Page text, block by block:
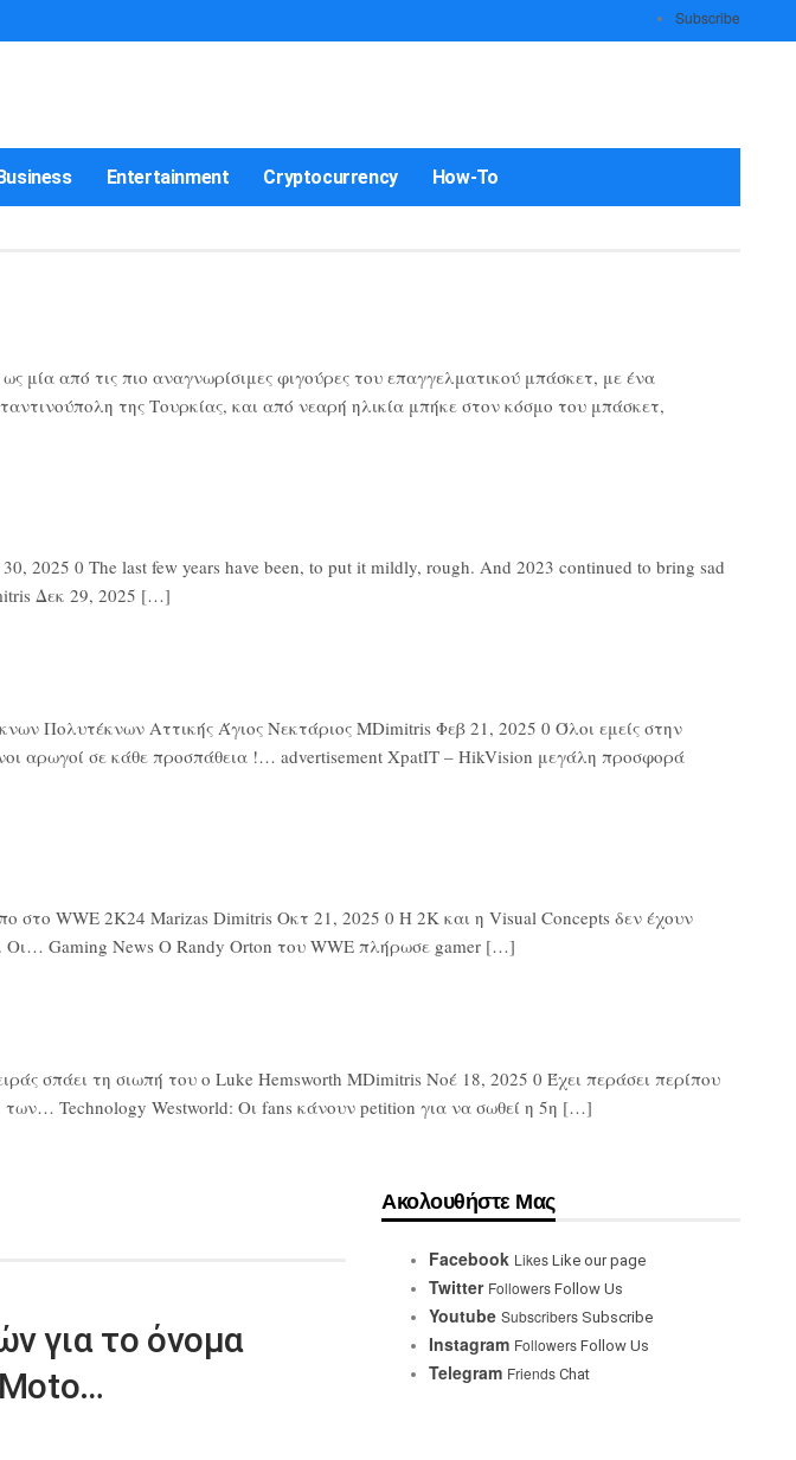
Subscribe
Entertainment Cryptocurrency How-To
από τις πιο αναγνωρίσιμες φιγούρες του επαγγελματικού μπάσκετ, με ένα
της Τουρκίας, και από νεαρή ηλικία μπήκε στον κόσμο του μπάσκετ,
2025 0 The last few years have been, to put it mildly, rough. And 2023 continued to bring sad
Δεκ 29, 2025 […]
Πολυτέκνων Αττικής Άγιος Νεκτάριος MDimitris Φεβ 21, 2025 0 Όλοι εμείς στην
αρωγοί σε κάθε προσπάθεια !… advertisement XpatIT – HikVision μεγάλη προσφορά
στο WWE 2K24 Marizas Dimitris Οκτ 21, 2025 0 Η 2K και η Visual Concepts δεν έχουν
Οι… Gaming News Ο Randy Orton του WWE πλήρωσε gamer […]
σπάει τη σιωπή του ο Luke Hemsworth MDimitris Νοέ 18, 2025 0 Έχει περάσει περίπου
Technology Westworld: Οι fans κάνουν petition για να σωθεί η 5η […]
για το όνομα
Ακολουθήστε Μας
Facebook Likes Like our page
Twitter Followers Follow Us
Youtube Subscribers Subscribe
Instagram Followers Follow Us
Telegram Friends Chat